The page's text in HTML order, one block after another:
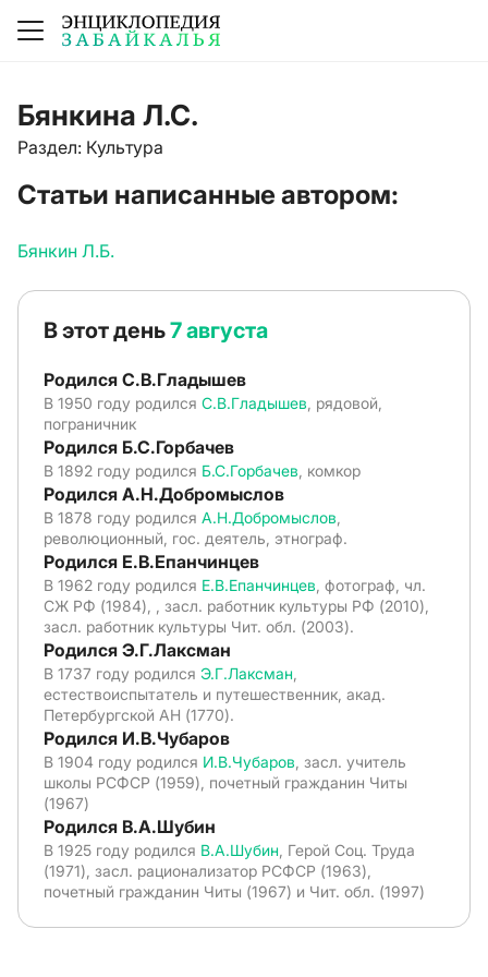
Бянкина Л.С.
Раздел: Культура
Статьи написанные автором:
Бянкин Л.Б.
В этот день7 августа
Родился С.В.Гладышев
В 1950 году родился С.В.Гладышев , рядовой,
пограничник
Родился Б.С.Горбачев
В 1892 году родился Б.С.Горбачев , комкор
Родился А.Н.Добромыслов
В 1878 году родился А.Н.Добромыслов
революционный, гос. деятель, этнограф.
Родился Е.В.Епанчинцев
В 1962 году родился Е.В.Епанчинцев , фотограф, чл.
СЖ РФ (1984), , засл. работник культуры РФ (2010),
засл. работник культуры Чит. обл. (2003).
Родился Э.Г.Лаксман
В 1737 году родился Э.Г.Лаксман
естествоиспытатель и путешественник, акад.
Петербургской АН (1770).
Родился И.В.Чубаров
В 1904 году родился И.В.Чубаров , засл. учитель
школы РСФСР (1959), почетный гражданин Читы
(1967)
Родился В.А.Шубин
В 1925 году родился В.А.Шубин , Герой Соц. Труда
(1971), засл. рационализатор РСФСР (1963),
почетный гражданин Читы (1967) и Чит. обл. (1997)